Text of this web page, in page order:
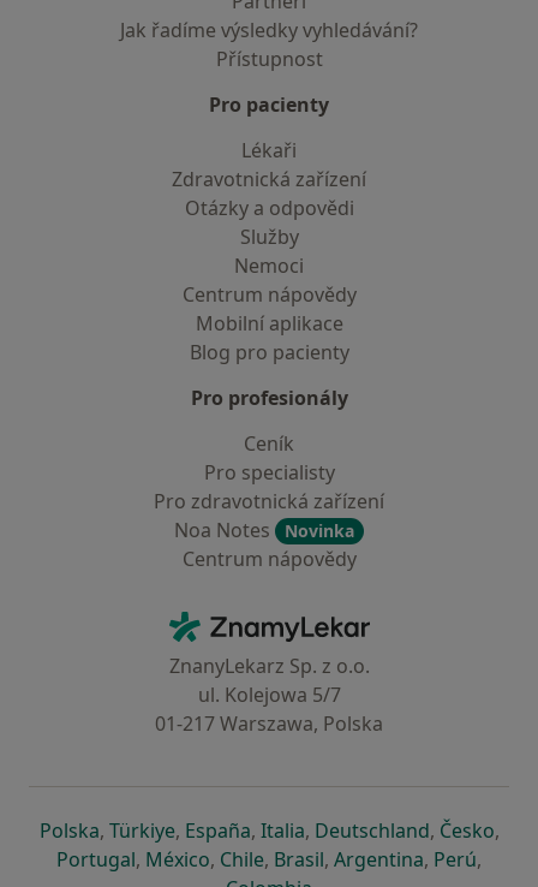
Jak řadíme výsledky vyhledávání?
Přístupnost
Pro pacienty
Lékaři
Zdravotnická zařízení
Otázky a odpovědi
Služby
Nemoci
Centrum nápovědy
Mobilní aplikace
Blog pro pacienty
Pro profesionály
Ceník
Pro specialisty
Pro zdravotnická zařízení
Noa Notes
Novinka
Centrum nápovědy
ZnamyLekar - Hlavní stránka
ZnanyLekarz Sp. z o.o.
ul. Kolejowa 5/7
01-217 Warszawa, Polska
Polskase otevře v nové záložce
, Türkiyese otevře v nové záložce
, Españase otevře v nové záložce
, Italiase otevře v nové záložce
, Deutschlandse otevře v
, Českose
,
Portugalse otevře v nové záložce
, Méxicose otevře v nové záložce
, Chilese otevře v nové záložce
, Brasilse otevře v nové
, Argentinase otevře v
, Perúse
,